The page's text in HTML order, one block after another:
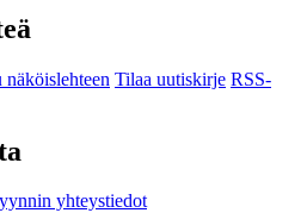
Tilaa uutiskirje RSS-
yhteystiedot